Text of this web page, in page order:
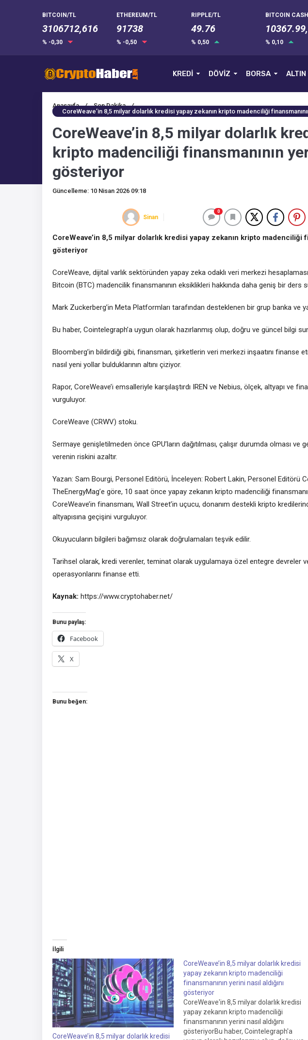
BITCOIN/TL
3106712,616
% -0,30
ETHEREUM/TL
91738
% -0,50
RIPPLE/TL
49.76
% 0,50
BITCOIN
% 0,10
KREDİ DÖVİZ BORSA ALTIN
Anasayfa / Son Dakika
/
CoreWeave’in 8,5 milyar dolarlık kredisi yapay zekanın kripto madenciliği
CoreWeave’in 8,5 milyar dolarlık
kripto madenciliği finansmanının
gösteriyor
Güncelleme: 10 Nisan 2026 09:18
Sinan
0
CoreWeave’in 8,5 milyar dolarlık kredisi yapay zekanın kripto madenciliği
gösteriyor
CoreWeave, dijital varlık sektöründen yapay zeka odaklı veri merkezi
Bitcoin (BTC) madencilik finansmanının eksiklikleri hakkında daha geniş bir ders
Mark Zuckerberg’in Meta Platformları tarafından desteklenen bir grup banka ve
Bu haber, Cointelegraph’a uygun olarak hazırlanmış olup, doğru ve güncel bilgi
Bloomberg’in bildirdiği gibi, finansman, şirketlerin veri merkezi inşaatını finanse
nasıl yeni yollar bulduklarının altını çiziyor.
Rapor, CoreWeave’i emsalleriyle karşılaştırdı IREN ve Nebius, ölçek, altyapı ve
vurguluyor.
CoreWeave (CRWV) stoku.
Sermaye genişletilmeden önce GPU’ların dağıtılması, çalışır durumda olması
verenin riskini azaltır.
Yazan: Sam Bourgi, Personel Editörü, İnceleyen: Robert Lakin, Personel Editörü
TheEnergyMag’e göre, 10 saat önce yapay zekanın kripto madenciliği
CoreWeave’in finansmanı, Wall Street’in uçucu, donanım destekli kripto
altyapısına geçişini vurguluyor.
Okuyucuların bilgileri bağımsız olarak doğrulamaları teşvik edilir.
Tarihsel olarak, kredi verenler, teminat olarak uygulamaya özel entegre devreler
operasyonlarını finanse etti.
Kaynak: https://www.cryptohaber.net/
Bunu paylaş:
Facebook
X
Bunu beğen:
İlgili
CoreWeave’in 8,5 milyar dolarlık kredisi
CoreWeave’in 8,5 milyar dolarlık kredisi
yapay zekanın kripto madenciliği
finansmanının yerini nasıl aldığını
gösteriyor
CoreWeave'in 8,5 milyar dolarlık kredisi
yapay zekanın kripto madenciliği
finansmanının yerini nasıl aldığını
gösteriyorBu haber, Cointelegraph'a